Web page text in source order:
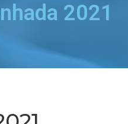
2021